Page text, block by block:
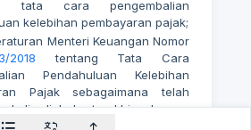
tata cara pengembalian
kelebihan pembayaran pajak;
Menteri Keuangan Nomor
2018 tentang Tata Cara
Pendahuluan Kelebihan
Pajak sebagaimana telah
kali diubah terakhir dengan
Menteri Keuangan Nomor